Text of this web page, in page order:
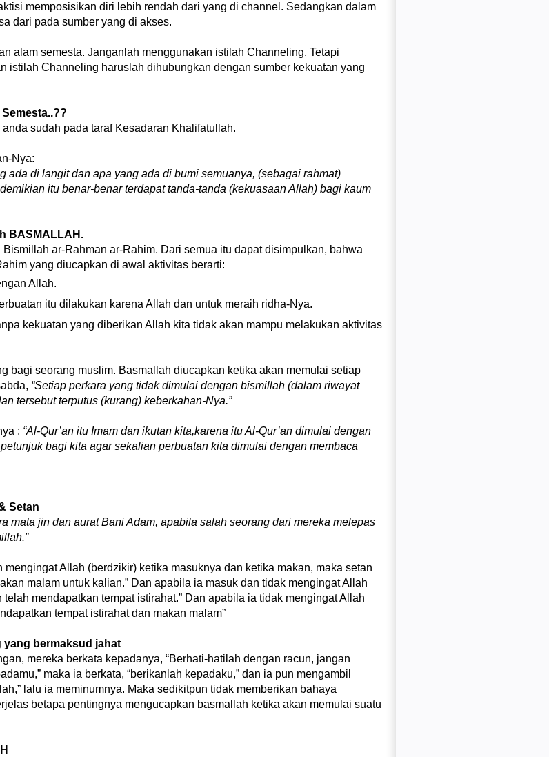
memposisikan diri lebih rendah dari yang di channel. Sedangkan dalam
dari pada sumber yang di akses.
alam semesta. Janganlah menggunakan istilah Channeling. Tetapi
istilah Channeling haruslah dihubungkan dengan sumber kekuatan yang
sudah pada taraf Kesadaran Khalifatullah.
Nya:
ada di langit dan apa yang ada di bumi semuanya, (sebagai rahmat)
itu benar-benar terdapat tanda-tanda (kekuasaan Allah) bagi kaum
BASMALLAH.
ar-Rahman ar-Rahim. Dari semua itu dapat disimpulkan, bahwa
yang diucapkan di awal aktivitas berarti:
Allah.
itu dilakukan karena Allah dan untuk meraih ridha-Nya.
kekuatan yang diberikan Allah kita tidak akan mampu melakukan aktivitas
bagi seorang muslim. Basmallah diucapkan ketika akan memulai setiap
“Setiap perkara yang tidak dimulai dengan bismillah (dalam riwayat
tersebut terputus (kurang) keberkahan-Nya.”
: “Al-Qur’an itu Imam dan ikutan kita,karena itu Al-Qur’an dimulai dengan
bagi kita agar sekalian perbuatan kita dimulai dengan membaca
Setan
mata jin dan aurat Bani Adam, apabila salah seorang dari mereka melepas
Allah (berdzikir) ketika masuknya dan ketika makan, maka setan
malam untuk kalian.” Dan apabila ia masuk dan tidak mengingat Allah
mendapatkan tempat istirahat.” Dan apabila ia tidak mengingat Allah
tempat istirahat dan makan malam”
bermaksud jahat
mereka berkata kepadanya, “Berhati-hatilah dengan racun, jangan
maka ia berkata, “berikanlah kepadaku,” dan ia pun mengambil
lalu ia meminumnya. Maka sedikitpun tidak memberikan bahaya
betapa pentingnya mengucapkan basmallah ketika akan memulai suatu